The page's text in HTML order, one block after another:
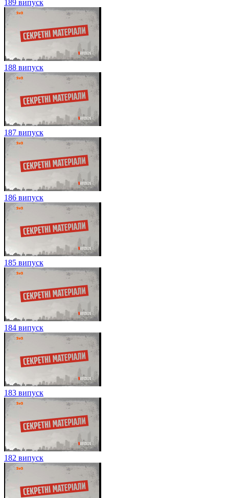
189 випуск
188 випуск
187 випуск
186 випуск
185 випуск
184 випуск
183 випуск
182 випуск